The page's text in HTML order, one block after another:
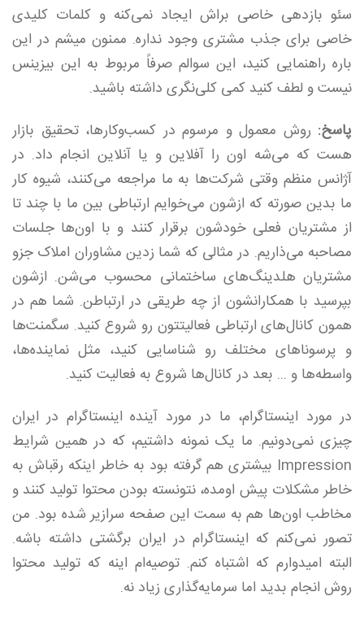
سئو بازدهی خاصی براش ایجاد نمی‌کنه و کلمات کلیدی
خاصی برای جذب مشتری وجود نداره. ممنون میشم در این
باره راهنمایی کنید، این سوالم صرفاً مربوط به این بیزینس
نیست و لطف کنید کمی کلی‌نگری داشته باشید.
پاسخ: روش معمول و مرسوم در کسب‌وکارها، تحقیق بازار
هست که می‌شه اون را آفلاین و یا آنلاین انجام داد. در
آژانس منظم وقتی شرکت‌ها به ما مراجعه می‌کنند، شیوه کار
ما بدین صورته که ازشون می‌خوایم ارتباطی بین ما با چند تا
از مشتریان فعلی خودشون برقرار کنند و با اون‌ها جلسات
مصاحبه می‌ذاریم. در مثالی که شما زدین مشاوران املاک جزو
مشتریان هلدینگ‌های ساختمانی محسوب می‌شن. ازشون
بپرسید با همکارانشون از چه طریقی در ارتباطن. شما هم در
همون کانال‌های ارتباطی فعالیتتون رو شروع کنید. سگمنت‌ها
و پرسوناهای مختلف رو شناسایی کنید، مثل نماینده‌ها،
واسطه‌ها و ... بعد در کانال‌ها شروع به فعالیت کنید.
در مورد اینستاگرام، ما در مورد آینده اینستاگرام در ایران
چیزی نمی‌دونیم. ما یک نمونه داشتیم، که در همین شرایط
Impression بیشتری هم گرفته بود به خاطر اینکه رقباش به
خاطر مشکلات پیش اومده، نتونسته بودن محتوا تولید کنند و
مخاطب اون‌ها هم به سمت این صفحه سرازیر شده بود. من
تصور نمی‌کنم که اینستاگرام در ایران برگشتی داشته باشه.
البته امیدوارم که اشتباه کنم. توصیه‌ام اینه که تولید محتوا
روش انجام بدید اما سرمایه‌گذاری زیاد نه.